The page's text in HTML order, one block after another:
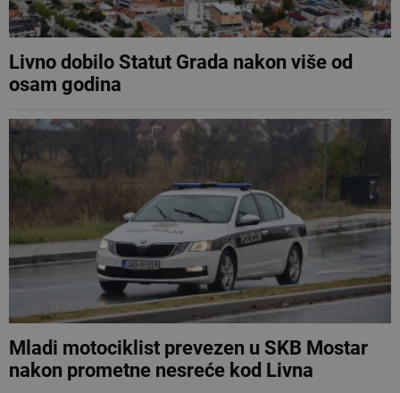
Livno dobilo Statut Grada nakon više od
osam godina
Mladi motociklist prevezen u SKB Mostar
nakon prometne nesreće kod Livna